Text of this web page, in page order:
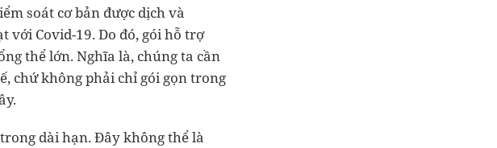
soát cơ bản được dịch và
với Covid-19. Do đó, gói hỗ trợ
thể lớn. Nghĩa là, chúng ta cần
chứ không phải chỉ gói gọn trong
dài hạn. Đây không thể là